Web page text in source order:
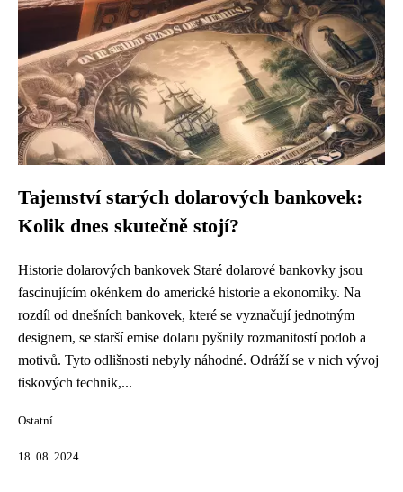
Tajemství starých dolarových bankovek:
Kolik dnes skutečně stojí?
Historie dolarových bankovek Staré dolarové bankovky jsou
fascinujícím okénkem do americké historie a ekonomiky. Na
rozdíl od dnešních bankovek, které se vyznačují jednotným
designem, se starší emise dolaru pyšnily rozmanitostí podob a
motivů. Tyto odlišnosti nebyly náhodné. Odráží se v nich vývoj
tiskových technik,...
Ostatní
18. 08. 2024